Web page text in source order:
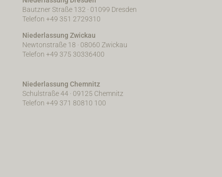
Bautzner Straße 132 · 01099 Dresden
Telefon +49 351 2729310
Niederlassung Zwickau
Newtonstraße 18 · 08060 Zwickau
Telefon +49 375 30336400
Niederlassung Chemnitz
Schulstraße 44 · 09125 Chemnitz
Telefon +49 371 80810 100